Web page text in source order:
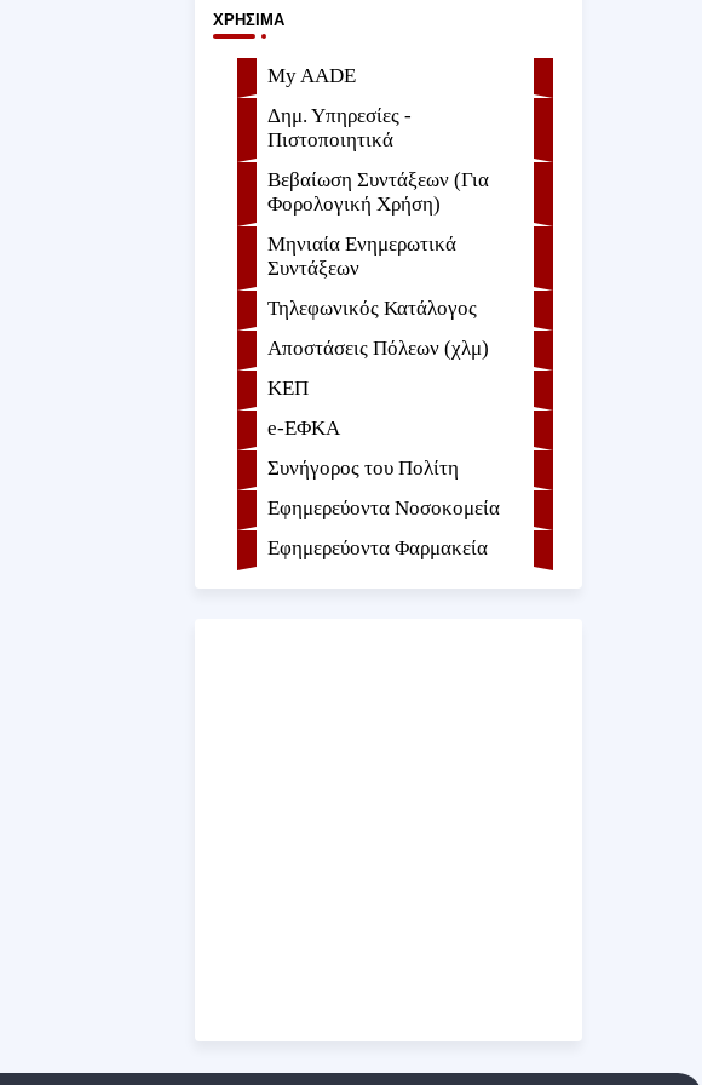
ΧΡΉΣΙΜΑ
My AADE
Δημ. Υπηρεσίες -
Πιστοποιητικά
Βεβαίωση Συντάξεων (Για
Φορολογική Χρήση)
Μηνιαία Ενημερωτικά
Συντάξεων
Τηλεφωνικός Κατάλογος
Αποστάσεις Πόλεων (χλμ)
ΚΕΠ
e-ΕΦKA
Συνήγορος του Πολίτη
Εφημερεύοντα Νοσοκομεία
Εφημερεύοντα Φαρμακεία